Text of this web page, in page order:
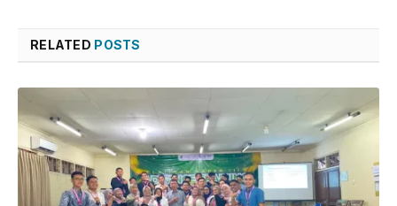
RELATED POSTS